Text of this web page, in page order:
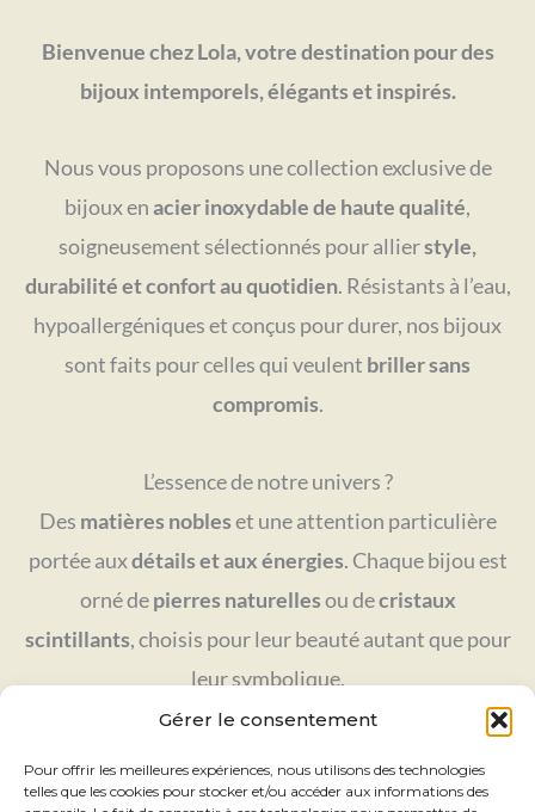
Gérer le consentement
Pour offrir les meilleures expériences, nous utilisons des technologies
telles que les cookies pour stocker et/ou accéder aux informations des
Bienvenue chez Lola, votre destination pour des
bijoux intemporels, élégants et inspirés.
Nous vous proposons une collection exclusive de
bijoux enacier inoxydable de haute qualité,
soigneusement sélectionnés pour allierstyle,
durabilité et confort au quotidien. Résistants à l’eau,
hypoallergéniques et conçus pour durer, nos bijoux
sont faits pour celles qui veulent briller sans
compromis.
L’essence de notre univers ?
Des matières nobleset une attention particulière
portée auxdétails et aux énergies. Chaque bijou est
orné depierres naturellesou decristaux
scintillants, choisis pour leur beauté autant que pour
leur symbolique.
✨ Laissez-vous séduire par l’éclat apaisant de
éternelle des cristaux.